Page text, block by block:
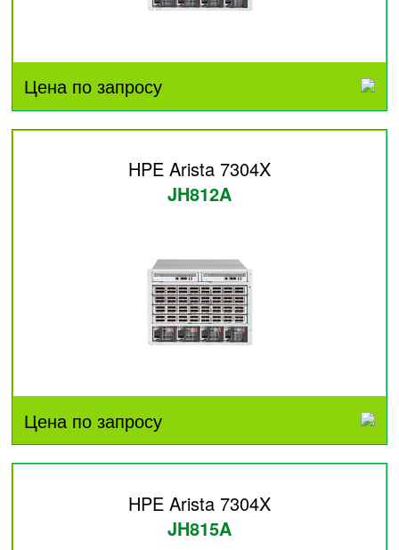
Цена по запросу
HPE Arista 7304X
JH812A
Цена по запросу
HPE Arista 7304X
JH815A